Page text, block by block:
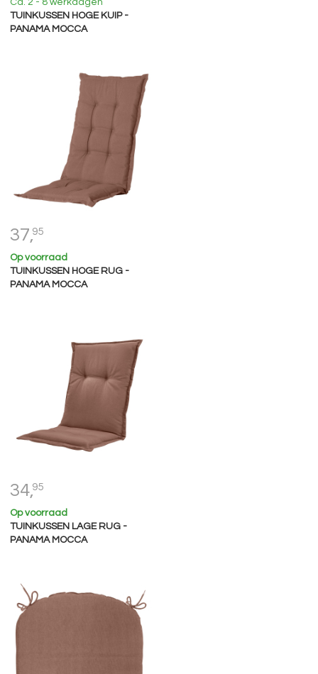
TUINKUSSEN HOGE KUIP -
PANAMA MOCCA
37,95
Op voorraad
TUINKUSSEN HOGE RUG -
PANAMA MOCCA
34,95
Op voorraad
TUINKUSSEN LAGE RUG -
PANAMA MOCCA